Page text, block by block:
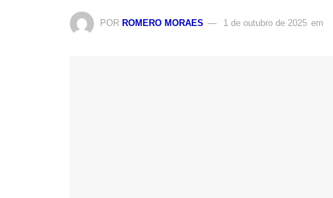
POR ROMERO MORAES 1 de outubro de 2025 emﾠ